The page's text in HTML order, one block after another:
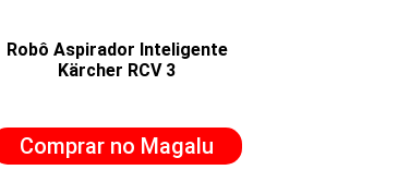
Robô Aspirador Inteligente
Kärcher RCV 3
Comprar no Magalu